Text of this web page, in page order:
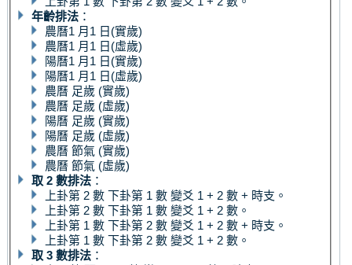
年齡排法 ：
農曆1 月1 日(實歲)
農曆1 月1 日(虛歲)
陽曆1 月1 日(實歲)
陽曆1 月1 日(虛歲)
農曆 足歲 (實歲)
農曆 足歲 (虛歲)
陽曆 足歲 (實歲)
陽曆 足歲 (虛歲)
農曆 節氣 (實歲)
農曆 節氣 (虛歲)
取 2 數排法 ：
上卦第 2 數 下卦第 1 數 變爻 1 + 2 數 + 時支。
上卦第 2 數 下卦第 1 數 變爻 1 + 2 數。
上卦第 1 數 下卦第 2 數 變爻 1 + 2 數 + 時支。
上卦第 1 數 下卦第 2 數 變爻 1 + 2 數。
取 3 數排法 ：